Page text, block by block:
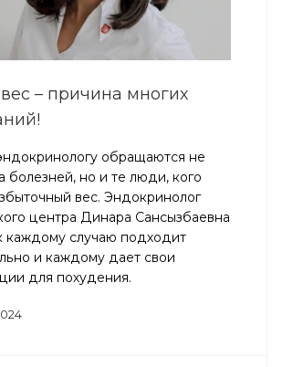
– причина многих
обращаются не
болезней, но и те люди, кого
вес. Эндокринолог
центра Динара Сансызбаевна
каждому случаю подходит
и каждому дает свои
для похудения.